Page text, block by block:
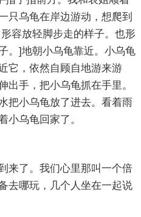
只乌龟在岸边游动，想爬到
容放轻脚步走的样子。也形
。]地朝小乌龟靠近。小乌龟
它，依然自顾自地游来游
出手，把小乌龟抓在手里。
把小乌龟放了进去。看着雨
小乌龟回家了。
来了。我们心里那叫一个倍
去哪玩，几个人坐在一起说